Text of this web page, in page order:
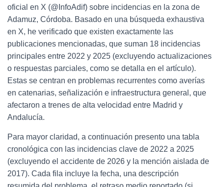
oficial en X (@InfoAdif) sobre incidencias en la zona de
Adamuz, Córdoba. Basado en una búsqueda exhaustiva
en X, he verificado que existen exactamente las
publicaciones mencionadas, que suman 18 incidencias
principales entre 2022 y 2025 (excluyendo actualizaciones
o respuestas parciales, como se detalla en el artículo).
Estas se centran en problemas recurrentes como averías
en catenarias, señalización e infraestructura general, que
afectaron a trenes de alta velocidad entre Madrid y
Andalucía.
Para mayor claridad, a continuación presento una tabla
cronológica con las incidencias clave de 2022 a 2025
(excluyendo el accidente de 2026 y la mención aislada de
2017). Cada fila incluye la fecha, una descripción